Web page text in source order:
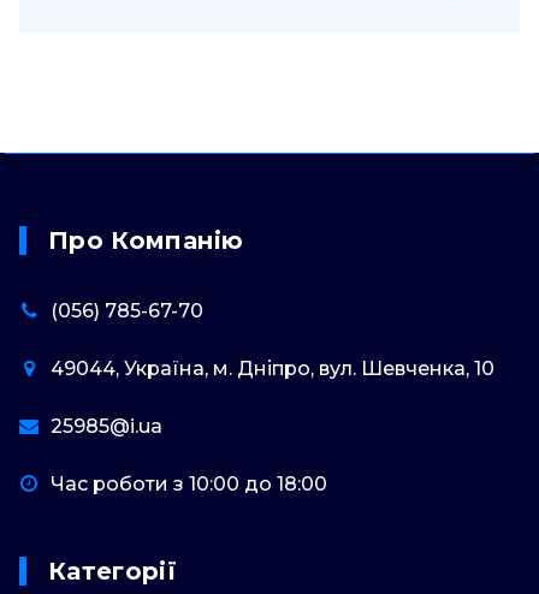
Про Компанію
(056) 785-67-70
49044, Україна, м. Дніпро, вул. Шевченка, 10
25985@i.ua
Час роботи з 10:00 до 18:00
Категорії